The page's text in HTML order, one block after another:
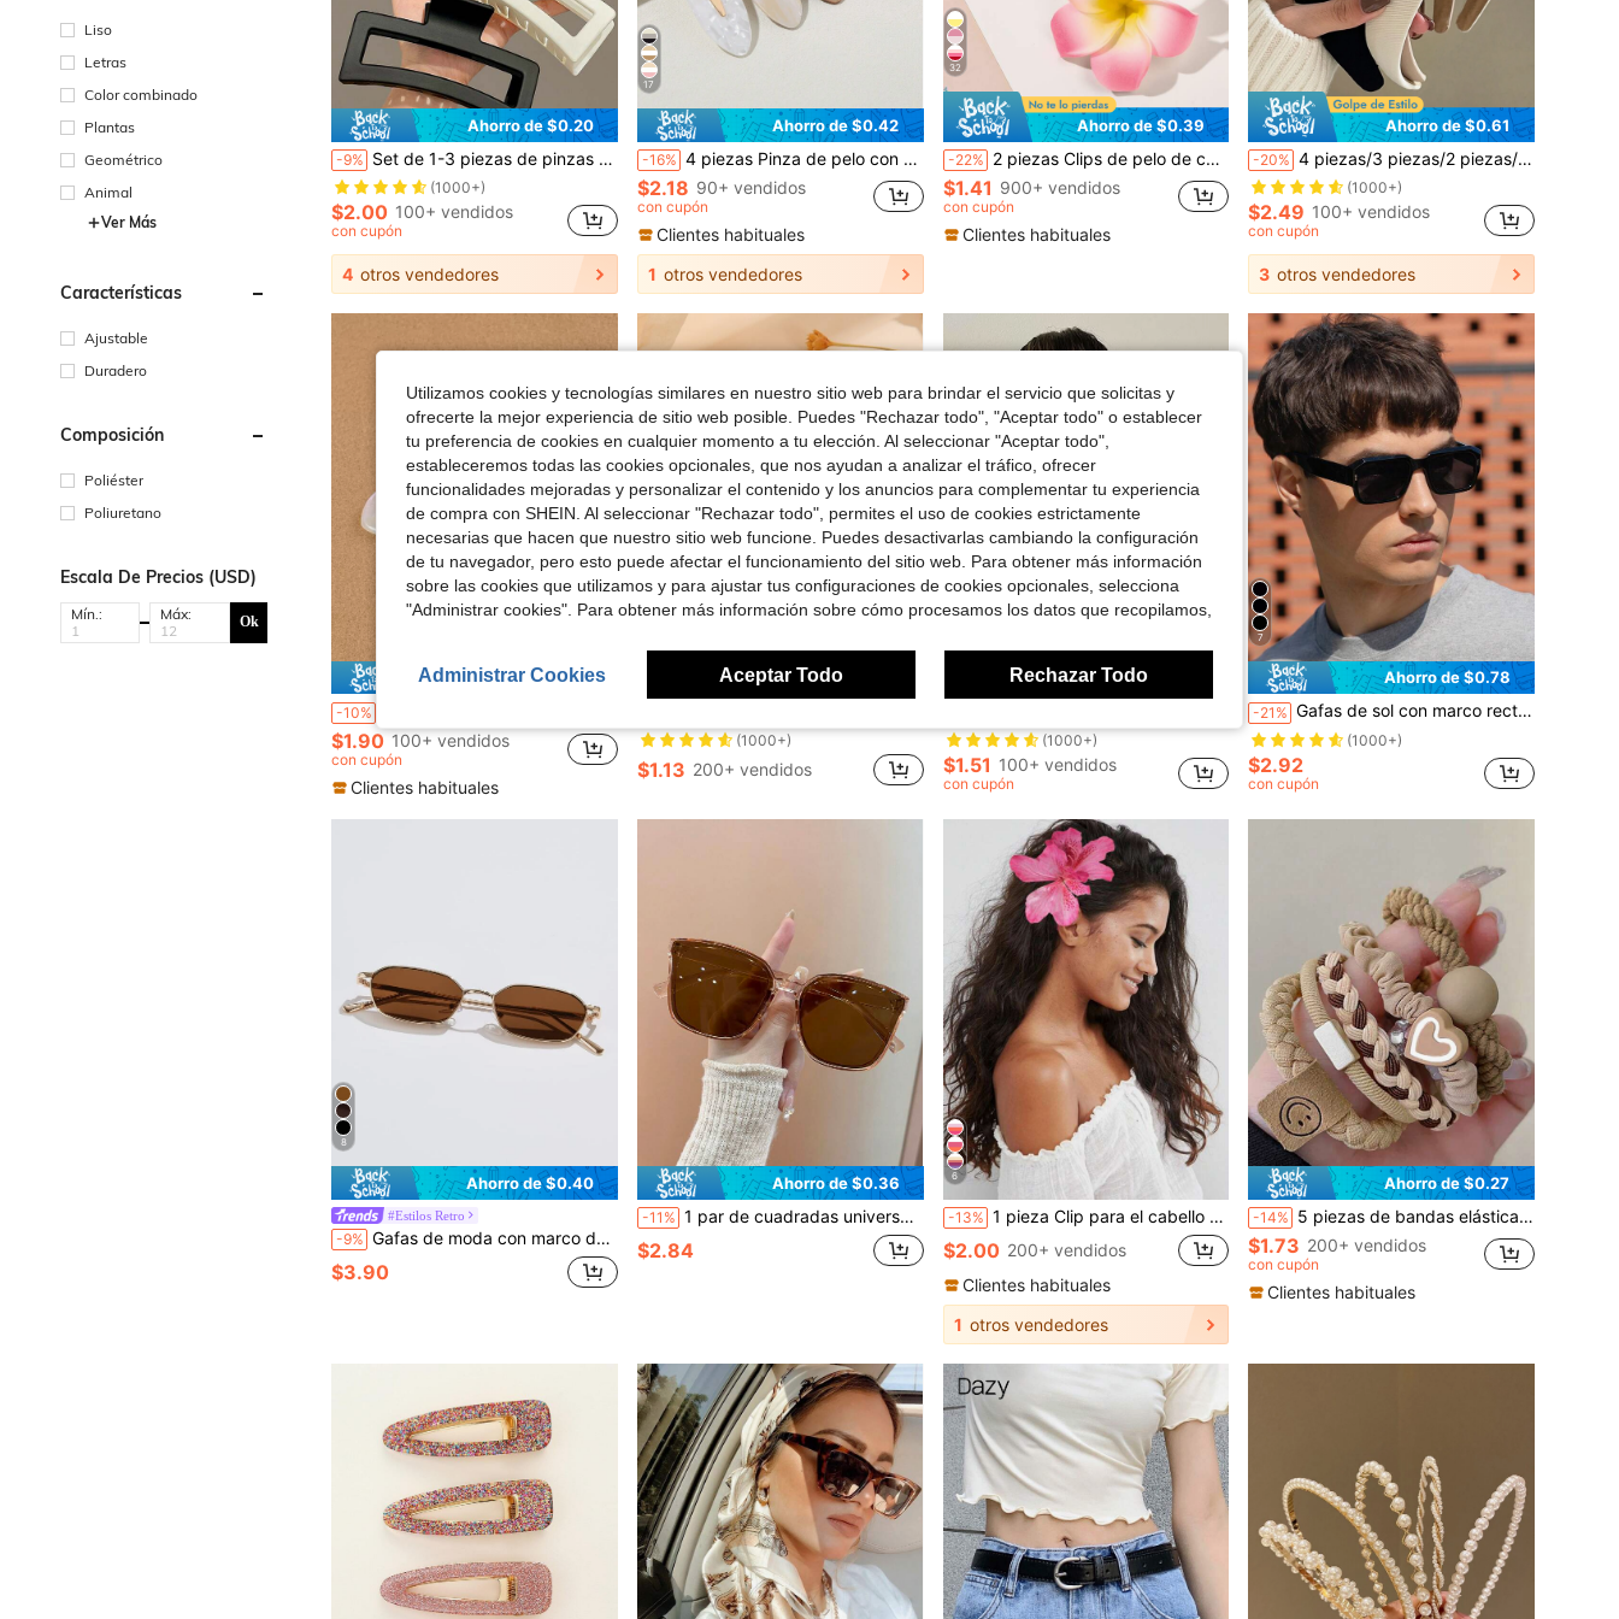
Liso
Letras
Color combinado
Plantas
Geométrico
Animal
Ver Más
Características
Ajustable
Duradero
Composición
Poliéster
Poliuretano
Escala De Precios (USD)
Mín.: Máx: Ok
Ahorro de $0.20
-9% Set de 1-3 piezas de pinzas de plástico de gran tamaño con diseño minimalista cuadrado en negro/blanco, un accesorio de cabello elegante y versátil para uso diario, duchas, maquillaje, accesorios de ropa, peinados, vestimenta, etc. Pinzas de cabello casuales de verano, pinzas de mandíbula, pinzas de cabello, pinzas de cabello, accesorios de cabello para mujeres para vacaciones, vacaciones, viajes, festivales, fiestas
(1000+)
$2.00 100+ vendidos
con cupón
4 otros vendedores
17
Ahorro de $0.42
-16% 4 piezas Pinza de pelo con gráfico de moda para mujer, para decoración del cabello, pinzas de garra casuales, pasadores de pelo, accesorios escolares, accesorios para el cabello, accesorios para la cabeza, horquillas
$2.18 90+ vendidos
con cupón
Clientes habituales
1 otros vendedores
32
Ahorro de $0.39
-22% 2 piezas Clips de pelo de caimán con decoración de flores para uso diario casual, estilo bohemio, San Valentín, Día de San Valentín, accesorios para el cabello, artículos escolares, atuendos de vacaciones para mujer, accesorios para la cabeza, pasadores para el cabello
$1.41 900+ vendidos
con cupón
Clientes habituales
Ahorro de $0.61
-20% 4 piezas/3 piezas/2 piezas/1 pieza Diademas suaves de esponja retro para mujeres, de unicolor, accesorios de cabello elegantes y versátiles de moda para uso diario, adecuados para peinados, lavado de cara/Body, maquillaje, combinación de atuendos, diadema, aro para el cabello, diadema de maquillaje
(1000+)
$2.49 100+ vendidos
con cupón
3 otros vendedores
Ahorro de $0.20
-10%
$1.90 100+ vendidos
con cupón
Clientes habituales
(1000+)
$1.13 200+ vendidos
Ahorro de $0.39
(1000+)
$1.51 100+ vendidos
con cupón
7
Ahorro de $0.78
-21% Gafas de sol con marco rectangular retro, de plástico con estilo clásico de moda, decoración para exteriores, viajes, playa y vacaciones, con protección UV
(1000+)
$2.92
con cupón
8
Ahorro de $0.40
#Estilos Retro
-9% Gafas de moda con marco de metal y lentes tintadas para mujer, gafas de sol vintage de verano para la escuela y la playa
$3.90
Ahorro de $0.36
-11% 1 par de cuadradas universales para mujer con , marco completo, estilo de moda, adecuadas para uso diario y combinaciones decorativas
$2.84
6
-13% 1 pieza Clip para el cabello con flor artificial de estilo bohemio, Día de San Valentín, Pinzas para el cabello, Accesorios para el cabello, Accesorios para la cabeza, Pasador para el cabello
$2.00 200+ vendidos
Clientes habituales
1 otros vendedores
Ahorro de $0.27
-14% 5 piezas de bandas elásticas de goma para el cabello para uso diario, Día de San Valentín, accesorios para el cabello, coleta, accesorios para la cabeza, scrunchies elásticos
$1.73 200+ vendidos
con cupón
Clientes habituales
Utilizamos cookies y tecnologías similares en nuestro sitio web para brindar el servicio que solicitas y
ofrecerte la mejor experiencia de sitio web posible. Puedes "Rechazar todo", "Aceptar todo" o establecer
tu preferencia de cookies en cualquier momento a tu elección. Al seleccionar "Aceptar todo",
estableceremos todas las cookies opcionales, que nos ayudan a analizar el tráfico, ofrecer
funcionalidades mejoradas y personalizar el contenido y los anuncios para complementar tu experiencia
de compra con SHEIN. Al seleccionar "Rechazar todo", permites el uso de cookies estrictamente
necesarias que hacen que nuestro sitio web funcione. Puedes desactivarlas cambiando la configuración
de tu navegador, pero esto puede afectar el funcionamiento del sitio web. Para obtener más información
sobre las cookies que utilizamos y para ajustar tus configuraciones de cookies opcionales, selecciona
"Administrar cookies". Para obtener más información sobre cómo procesamos los datos que recopilamos,
Administrar Cookies Aceptar Todo Rechazar Todo